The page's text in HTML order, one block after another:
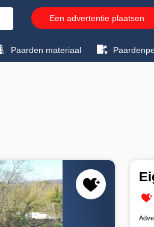
Een advertentie plaatsen
Paarden materiaal